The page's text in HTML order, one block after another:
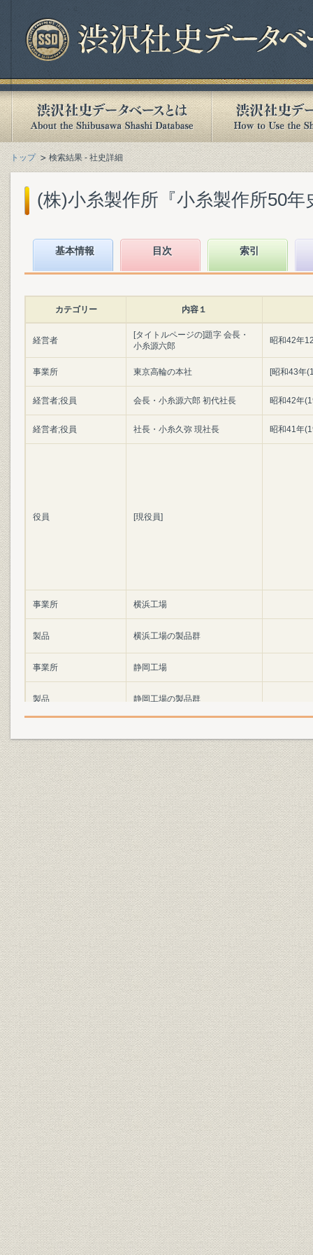
トップ 検索結果 - 社史詳細
(株)小糸製作所『小糸製作所50年
基本情報 目次 索引
カテゴリー 内容１
経営者
[タイトルページの]題字 会長・
小糸源六郎
昭和42年
事業所 東京高輪の本社 [昭和43年
経営者;役員 会長・小糸源六郎 初代社長 昭和42年
経営者;役員 社長・小糸久弥 現社長 昭和41年
役員 [現役員]
事業所 横浜工場
製品 横浜工場の製品群
事業所 静岡工場
製品 静岡工場の製品群
製品
ハイウエーを走る自動車の60%
以上が当社製シールド・ビー
ム・ランプを装備している
製品 特殊シート分野に進出
製品 鉄道信号用ステップ・レンズ 大正2年
製品;製造 手吹ガラス製法 明治時代
設備 鉄道信号用フレネル・レンズ 大正4年
製品
大正5年3月に規格されたものの
一部
大正5年
事業所;広告宣伝 移転新設の小糸源六郎商店 大正8年
事業所;関係会社
大正9年ごろの当社の代理店お
よび特約店
大正9年
製品 [羽田空港の]航空灯台
製品 操車場の投光器
製品
信号機には必ずステップ・レン
ズが装備されている
[大正12年
製品
夜間工事には投光器はなくては
ならない
事業所 小糸源六郎商店大崎工場の開設 大正13年
事業所 新設した小糸源六郎商店 大正12年
製品 鉄道規格信号灯 [大正12年